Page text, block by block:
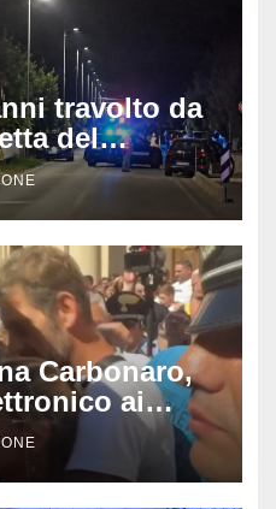
travolto da
del
a
Carbonaro,
ai
non
alla
Tucci